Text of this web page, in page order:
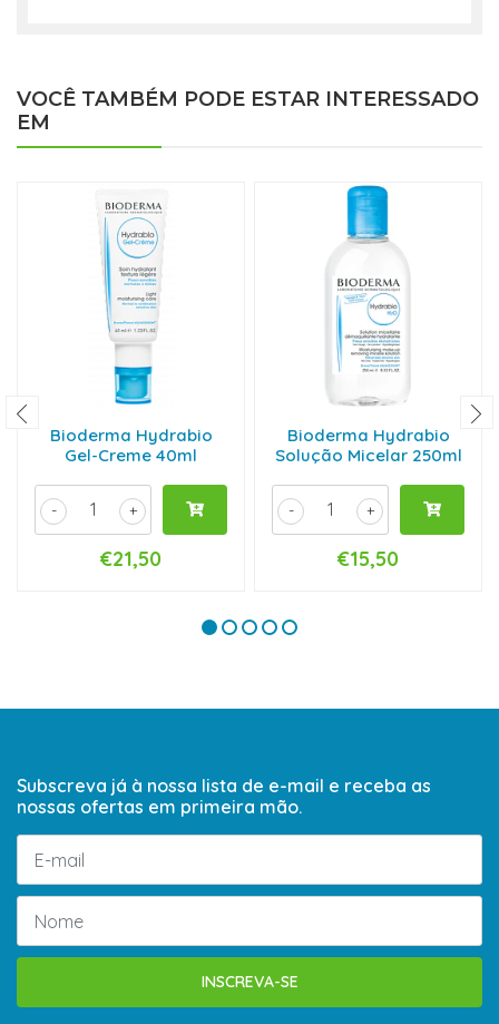
VOCÊ TAMBÉM PODE ESTAR INTERESSADO
EM
Bioderma Hydrabio
Gel-Creme 40ml
+
-
€21,50
Bioderma Hydrabio
Solução Micelar 250ml
+
-
€15,50
Subscreva já à nossa lista de e-mail e receba as
nossas ofertas em primeira mão.
INSCREVA-SE